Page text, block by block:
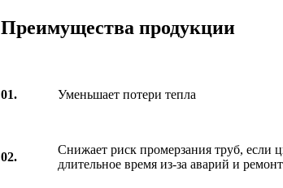
Преимущества продукции
01. Уменьшает потери тепла
02.
Снижает риск промерзания труб, если
длительное время из-за аварий и